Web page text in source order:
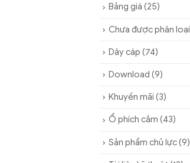
Bảng giá (25)
Chưa được phân loại
Dây cáp (74)
Download (9)
Khuyến mãi (3)
Ổ phích cắm (43)
Sản phẩm chủ lực(9)